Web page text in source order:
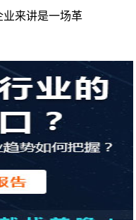
来讲是一场革